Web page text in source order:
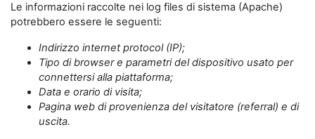
Le informazioni raccolte nei log files di sistema (Apache)
potrebbero essere le seguenti:
Indirizzo internet protocol (IP);
Tipo di browser e parametri del dispositivo usato per
connettersi alla piattaforma;
Data e orario di visita;
Pagina web di provenienza del visitatore (referral) e di
uscita.